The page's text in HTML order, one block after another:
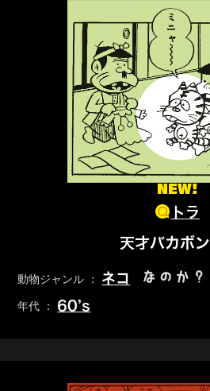
NEW!
トラ
天才バカボン
動物ジャンル ： ネコ なのか？
年代 ： 60’s